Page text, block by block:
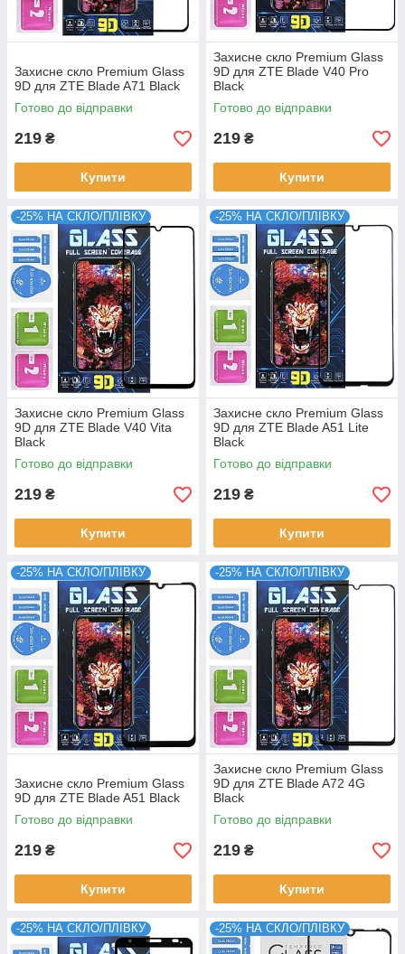
Захисне скло Premium Glass
9D для ZTE Blade A71 Black
Готово до відправки
219 ₴
Купити
Захисне скло Premium Glass
9D для ZTE Blade V40 Pro
Black
Готово до відправки
219 ₴
Купити
-25% НА СКЛО/ПЛІВКУ
Захисне скло Premium Glass
9D для ZTE Blade V40 Vita
Black
Готово до відправки
219 ₴
Купити
-25% НА СКЛО/ПЛІВКУ
Захисне скло Premium Glass
9D для ZTE Blade A51 Lite
Black
Готово до відправки
219 ₴
Купити
-25% НА СКЛО/ПЛІВКУ
Захисне скло Premium Glass
9D для ZTE Blade A51 Black
Готово до відправки
219 ₴
Купити
-25% НА СКЛО/ПЛІВКУ
Захисне скло Premium Glass
9D для ZTE Blade A72 4G
Black
Готово до відправки
219 ₴
Купити
-25% НА СКЛО/ПЛІВКУ -25% НА СКЛО/ПЛІВКУ